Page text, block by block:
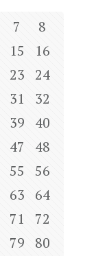
7
8
15
16
23
24
31
32
39
40
47
48
55
56
63
64
71
72
79
80